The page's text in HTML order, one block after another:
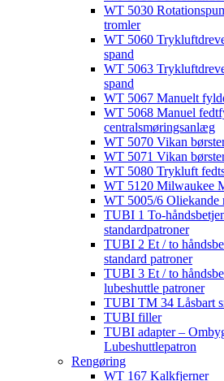
WT 5030
tromler
WT 5060
spand
WT 5063
spand
WT 5067 Manuelt
WT 5068 Manuel
centralsmøringsanlæg
WT 5070 Vikan
WT 5071 Vikan
WT 5080 Trykluft
WT 5120 Milwaukee
WT 5005/6 Oliekande
TUBI 1 To-
standardpatroner
TUBI 2 Et / to
standard patroner
TUBI 3 Et / to
lubeshuttle patroner
TUBI TM 34 Låsbart
TUBI filler
TUBI adapter​ –
Lubeshuttlepatron
Rengøring
WT 167 Kalkfjerner